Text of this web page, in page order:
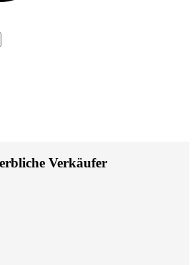
Verkäufer